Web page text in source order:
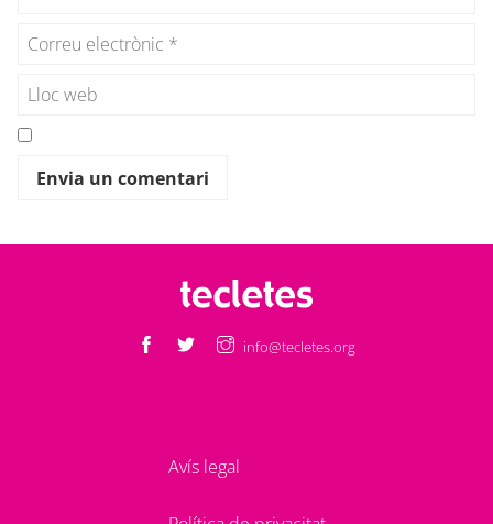
info@tecletes.org
Avís legal